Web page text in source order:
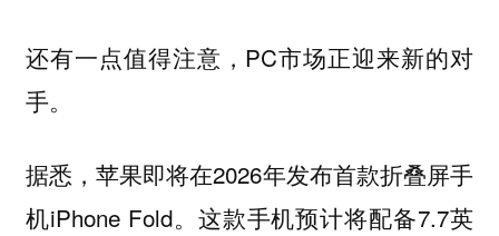
还有一点值得注意，PC市场正迎来新的对
手。
据悉，苹果即将在2026年发布首款折叠屏手
机iPhone Fold。这款手机预计将配备7.7英